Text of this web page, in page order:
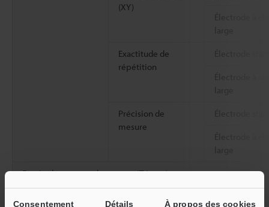
Consentement Détails À propos des cookies
(XY)
Exactitude de
répétition
Précision de
mesure
Entrée de commande externe (Trigger)